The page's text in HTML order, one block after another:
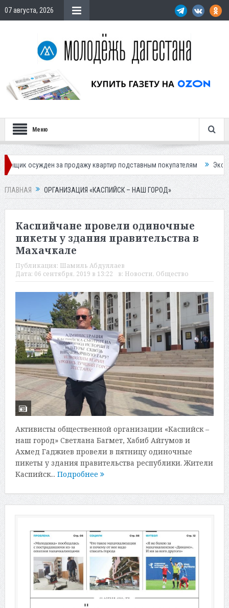
07 августа, 2026
Меню
за продажу квартир подставным покупателям Экс-
ГЛАВНАЯ ОРГАНИЗАЦИЯ «КАСПИЙСК – НАШ ГОРОД»
Каспийчане провели одиночные
пикеты у здания правительства в
Махачкале
Публикация: Шамиль Абдуллаев
Дата: 06 сентября, 2019 в 13:22 в: Новости, Общество
Активисты общественной организации «Каспийск –
наш город» Светлана Багмет, Хабиб Айгумов и
Ахмед Гаджиев провели в пятницу одиночные
пикеты у здания правительства республики. Жители
Каспийск... Подробнее